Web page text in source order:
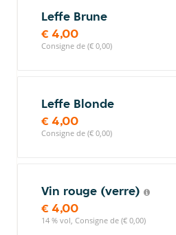
Leffe Brune
€ 4,00
Consigne de (€ 0,00)
Leffe Blonde
€ 4,00
Consigne de (€ 0,00)
Vin rouge (verre)
€ 4,00
14 % vol, Consigne de (€ 0,00)